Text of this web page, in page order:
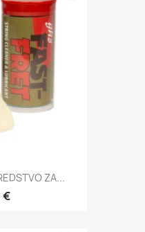
ZA...
€